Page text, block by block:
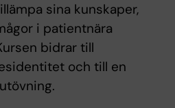
sina kunskaper,
i patientnära
bidrar till
och till en